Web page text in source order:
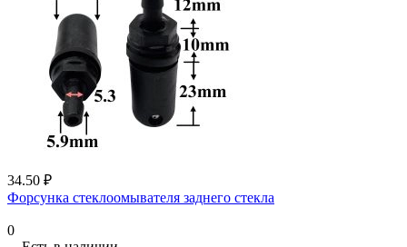
34.50 ₽
Форсунка стеклоомывателя заднего стекла
0